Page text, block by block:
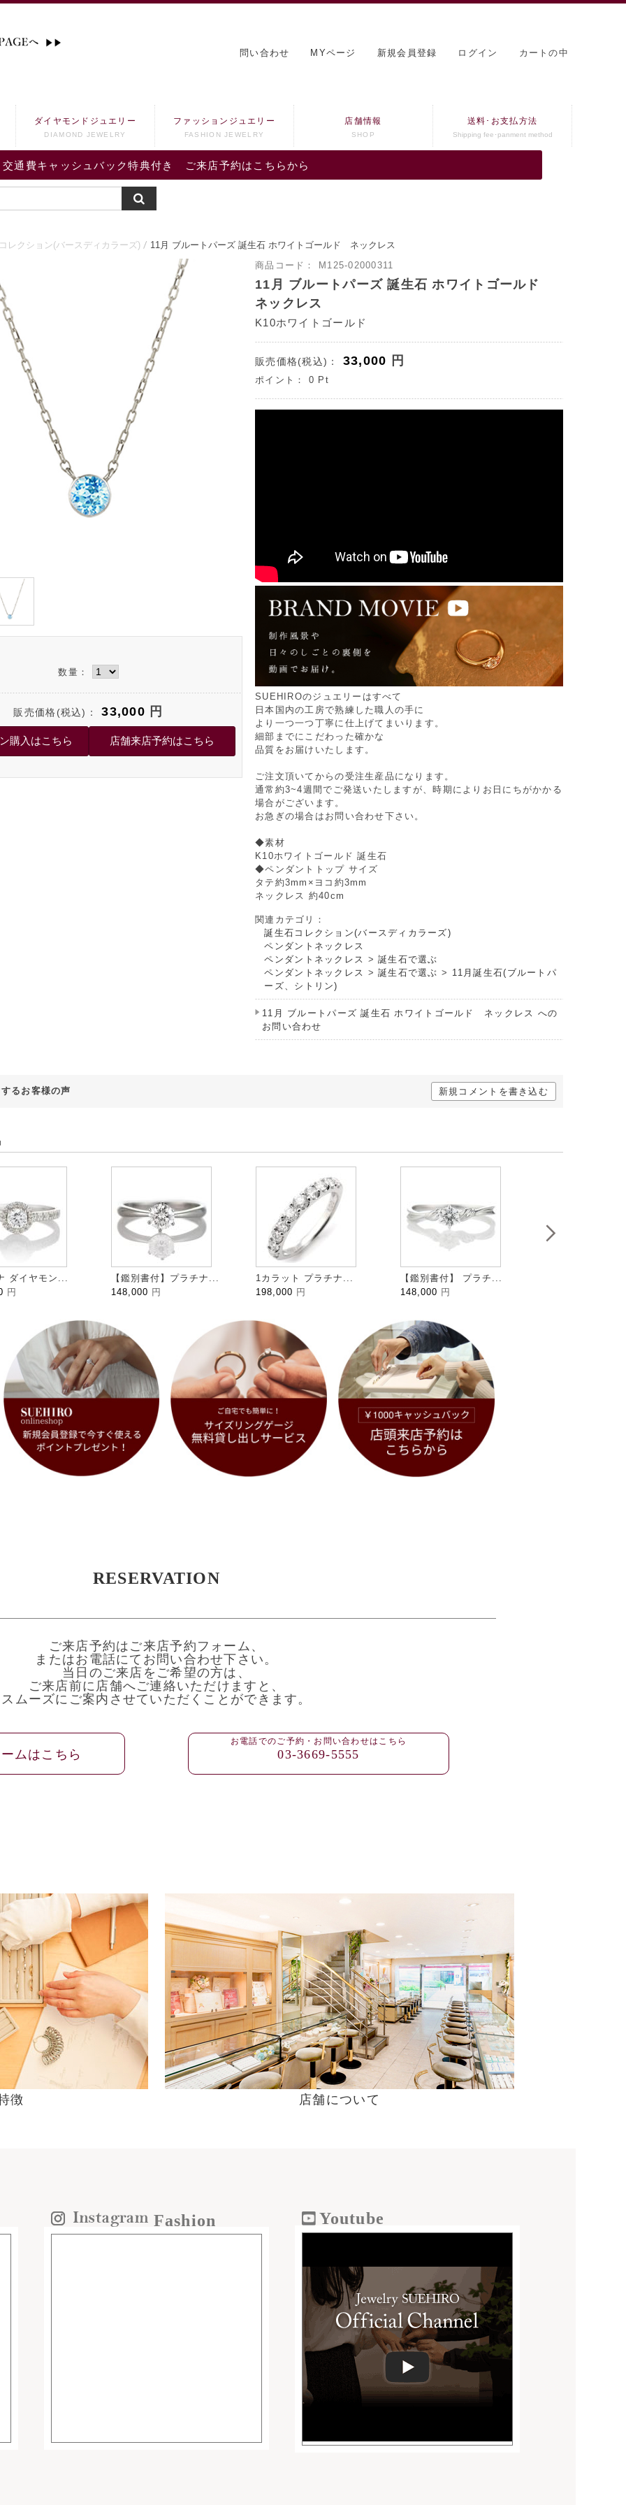
問い合わせ MYページ 新規会員登録 ログイン カートの中
交通費キャッシュバック特典付き ご来店予約はこちらから
ダイヤモンドジュエリー
DIAMOND JEWELRY
ファッションジュエリー
FASHION JEWELRY
店舗情報
SHOP
送料･お支払方法
Shipping fee･panment method
レクション(バースディカラーズ) 11月 ブルートパーズ 誕生石 ホワイトゴールド ネックレス
数量：
販売価格(税込)： 33,000 円
商品コード： M125-02000311
11月 ブルートパーズ 誕生石 ホワイトゴールド
ネックレス
K10ホワイトゴールド
販売価格(税込)： 33,000 円
ポイント： 0 Pt
SUEHIROのジュエリーはすべて
日本国内の工房で熟練した職人の手に
より一つ一つ丁寧に仕上げてまいります。
細部までにこだわった確かな
品質をお届けいたします。
ご注文頂いてからの受注生産品になります。
通常約3~4週間でご発送いたしますが、時期によりお日にちがかかる
場合がございます。
お急ぎの場合はお問い合わせ下さい。
◆素材
K10ホワイトゴールド 誕生石
◆ペンダントトップ サイズ
タテ約3mm×ヨコ約3mm
ネックレス 約40cm
関連カテゴリ：
誕生石コレクション(バースディカラーズ)
ペンダントネックレス
ペンダントネックレス >誕生石で選ぶ
ペンダントネックレス >誕生石で選ぶ > 11月誕生石(ブルートパ
ーズ、シトリン)
11月 ブルートパーズ 誕生石 ホワイトゴールド ネックレス への
お問い合わせ
るお客様の声 新規コメントを書き込む
ダイヤモン...
円
【鑑別書付】プラチナ...
148,000 円
1カラット プラチナ...
198,000 円
【鑑別書付】 プラチ...
148,000 円
RESERVATION
ご来店予約はご来店予約フォーム、
またはお電話にてお問い合わせ下さい。
当日のご来店をご希望の方は、
ご来店前に店舗へご連絡いただけますと、
スムーズにご案内させていただくことができます。
ムはこちら
お電話でのご予約・お問い合わせはこちら
03-3669-5555
徴 店舗について
Fashion Youtube